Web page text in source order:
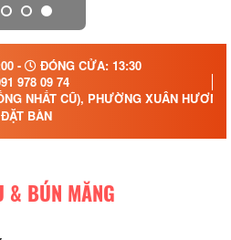
-
ĐÓNG CỬA: 13:30
978 09 74
NHẤT CŨ), PHƯỜNG XUÂN
ĐẶT BÀN
& BÚN MĂNG